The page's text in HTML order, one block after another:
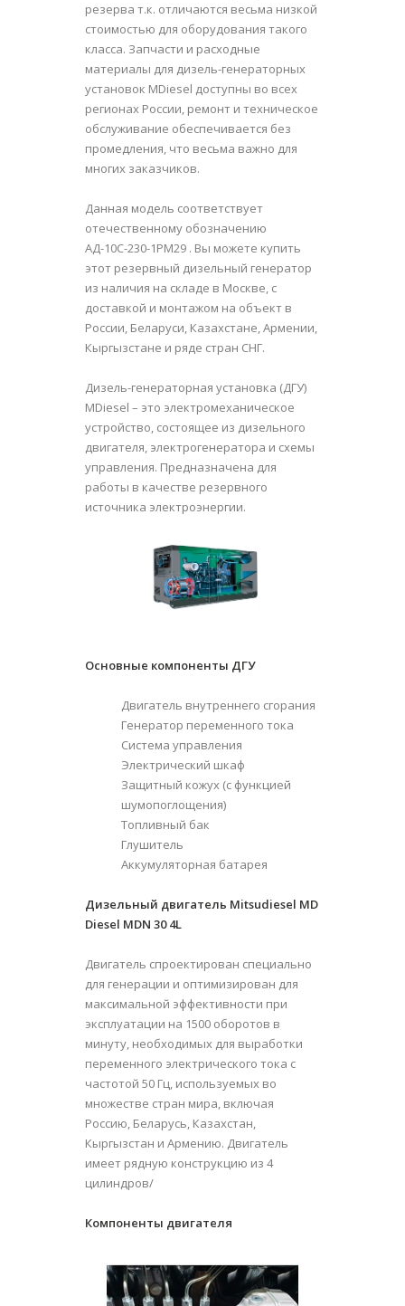
резерва т.к. отличаются весьма низкой
стоимостью для оборудования такого
класса. Запчасти и расходные
материалы для дизель-генераторных
установок MDiesel доступны во всех
регионах России, ремонт и техническое
обслуживание обеспечивается без
промедления, что весьма важно для
многих заказчиков.
Данная модель соответствует
отечественному обозначению
АД-10С-230-1РМ29 . Вы можете купить
этот резервный дизельный генератор
из наличия на складе в Москве, с
доставкой и монтажом на объект в
России, Беларуси, Казахстане, Армении,
Кыргызстане и ряде стран СНГ.
Дизель-генераторная установка (ДГУ)
MDiesel – это электромеханическое
устройство, состоящее из дизельного
двигателя, электрогенератора и схемы
управления. Предназначена для
работы в качестве резервного
источника электроэнергии.
Основные компоненты ДГУ
Двигатель внутреннего сгорания
Генератор переменного тока
Система управления
Электрический шкаф
Защитный кожух (с функцией
шумопоглощения)
Топливный бак
Глушитель
Аккумуляторная батарея
Дизельный двигатель Mitsudiesel MD
Diesel MDN 30 4L
Двигатель спроектирован специально
для генерации и оптимизирован для
максимальной эффективности при
эксплуатации на 1500 оборотов в
минуту, необходимых для выработки
переменного электрического тока с
частотой 50 Гц, используемых во
множестве стран мира, включая
Россию, Беларусь, Казахстан,
Кыргызстан и Армению. Двигатель
имеет рядную конструкцию из 4
цилиндров/
Компоненты двигателя